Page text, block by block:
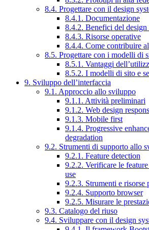
8.4. Progettare con il design
8.4.1. Documentazione
8.4.2. Benefici del design
8.4.3. Risorse operative
8.4.4. Come contribuire
8.5. Progettare con i modelli di
8.5.1. Vantaggi
8.5.2. I modelli di sito e
9. Sviluppo dell’interfaccia
9.1. Approccio allo sviluppo
9.1.1. Attività preliminari
9.1.2. Web design
9.1.3. Mobile first
9.1.4. Progressive
degradation
9.2. Strumenti di supporto allo
9.2.1. Feature detection
9.2.2. Verificare le
use
9.2.3. Strumenti e risorse
9.2.4. Supporto browser
9.2.5. Misurare le
9.3. Catalogo del riuso
9.4. Sviluppare con il design